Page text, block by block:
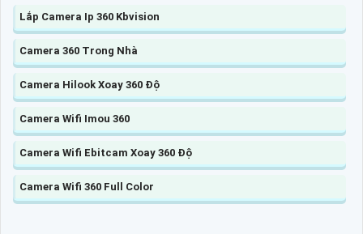
Lắp Camera Ip 360 Kbvision
Camera 360 Trong Nhà
Camera Hilook Xoay 360 Độ
Camera Wifi Imou 360
Camera Wifi Ebitcam Xoay 360 Độ
Camera Wifi 360 Full Color